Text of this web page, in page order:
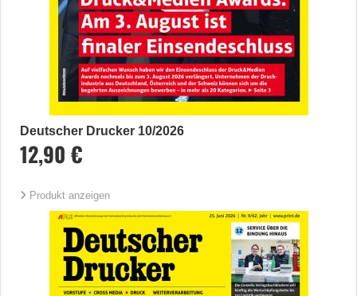
Deutscher Drucker 10/2026
12,90 €
Produkt anzeigen